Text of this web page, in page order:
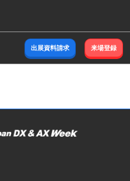
出展資料請求 来場登録